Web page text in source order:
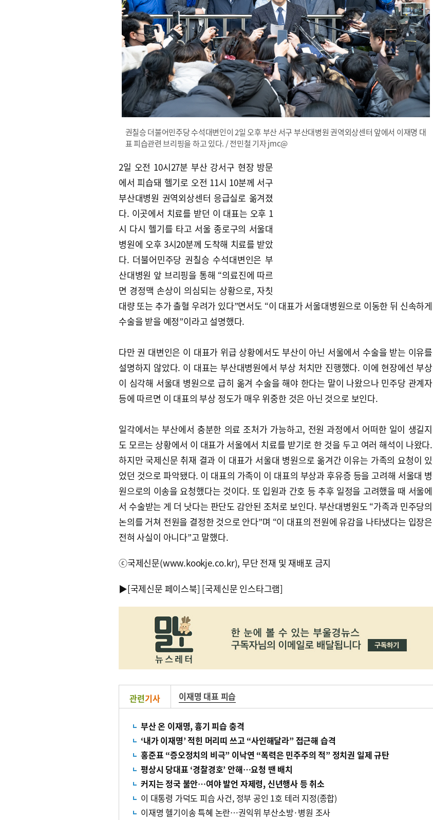
권칠승 더불어민주당 수석대변인이 2일 오후 부산 서구 부산대병원 권역외상센터 앞에서 이재명 대
표 피습관련 브리핑을 하고 있다. / 전민철 기자 jmc@
2일 오전 10시27분 부산 강서구 현장 방문
에서 피습돼 헬기로 오전 11시 10분께 서구
부산대병원 권역외상센터 응급실로 옮겨졌
다. 이곳에서 치료를 받던 이 대표는 오후 1
시 다시 헬기를 타고 서울 종로구의 서울대
병원에 오후 3시20분께 도착해 치료를 받았
다. 더불어민주당 권칠승 수석대변인은 부
산대병원 앞 브리핑을 통해 “의료진에 따르
면 경정맥 손상이 의심되는 상황으로, 자칫
대량 또는 추가 출혈 우려가 있다”면서도 “이 대표가 서울대병원으로 이동한 뒤 신속하게
수술을 받을 예정”이라고 설명했다.
다만 권 대변인은 이 대표가 위급 상황에서도 부산이 아닌 서울에서 수술을 받는 이유를
설명하지 않았다. 이 대표는 부산대병원에서 부상 처치만 진행했다. 이에 현장에선 부상
이 심각해 서울대 병원으로 급히 옮겨 수술을 해야 한다는 말이 나왔으나 민주당 관계자
등에 따르면 이 대표의 부상 정도가 매우 위중한 것은 아닌 것으로 보인다.
일각에서는 부산에서 충분한 의료 조처가 가능하고, 전원 과정에서 어떠한 일이 생길지
도 모르는 상황에서 이 대표가 서울에서 치료를 받기로 한 것을 두고 여러 해석이 나왔다.
하지만 국제신문 취재 결과 이 대표가 서울대 병원으로 옮겨간 이유는 가족의 요청이 있
었던 것으로 파악됐다. 이 대표의 가족이 이 대표의 부상과 후유증 등을 고려해 서울대 병
원으로의 이송을 요청했다는 것이다. 또 입원과 간호 등 추후 일정을 고려했을 때 서울에
서 수술받는 게 더 낫다는 판단도 감안된 조처로 보인다. 부산대병원도 “가족과 민주당의
논의를 거쳐 전원을 결정한 것으로 안다”며 “이 대표의 전원에 유감을 나타냈다는 입장은
전혀 사실이 아니다”고 말했다.
ⓒ국제신문(www.kookje.co.kr), 무단 전재 및 재배포 금지
▶[국제신문 페이스북] [국제신문 인스타그램]
관련기사 이재명 대표 피습
부산 온 이재명, 흉기 피습 충격
‘내가 이재명’ 적힌 머리띠 쓰고 “사인해달라” 접근해 습격
홍준표 “증오정치의 비극” 이낙연 “폭력은 민주주의 적” 정치권 일제 규탄
평상시 당대표 ‘경찰경호’ 안해…요청 땐 배치
커지는 정국 불안…여야 발언 자제령, 신년행사 등 취소
이 대통령 가덕도 피습 사건, 정부 공인 1호 테러 지정(종합)
이재명 헬기이송 특혜 논란…권익위 부산소방·병원 조사